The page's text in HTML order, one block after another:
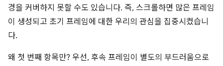
경을 커버하지 못할 수도 있습니다. 즉, 스크롤하면 많은 프레임
이 생성되고 초기 프레임에 대한 우리의 관심을 집중시켰습니
다.
왜 첫 번째 항목만? 우선, 후속 프레임이 별도의 부드러움으로